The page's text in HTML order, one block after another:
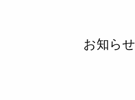
お知らせ